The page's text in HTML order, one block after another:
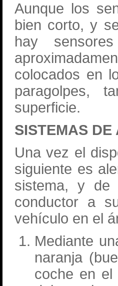
Aunque los
bien corto, y
hay
colocados en
paragolpes,
superficie.
SISTEMAS
Una vez el
siguiente es
sistema, y de
conductor a
vehículo en el
Mediante
naranja
coche en el